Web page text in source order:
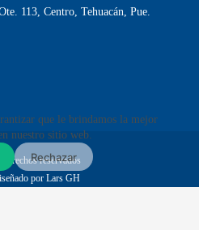
que le brindamos la mejor
nuestro sitio web.
Rechazar
113, Centro, Tehuacán, Pue.
derechos reservados
por Lars GH